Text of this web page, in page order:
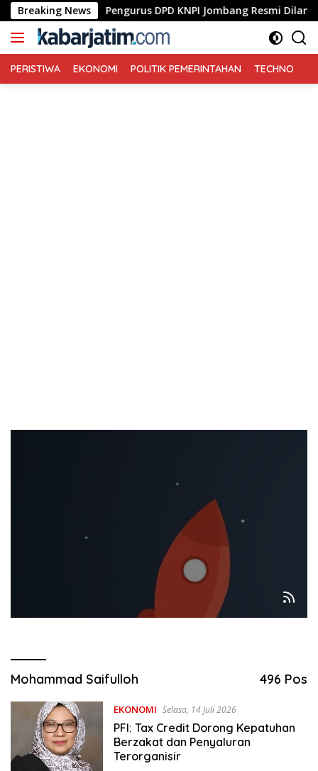
Langsung
ke
konten
Breaking NewsPengurus DPD KNPI Jombang Resmi Dilantik,
PERISTIWA EKONOMI POLITIK PEMERINTAHAN TECHNO
Mohammad Saifulloh 496 Pos
EKONOMI Selasa, 14 Juli 2026
PFI: Tax Credit Dorong Kepatuhan
Berzakat dan Penyaluran
Terorganisir